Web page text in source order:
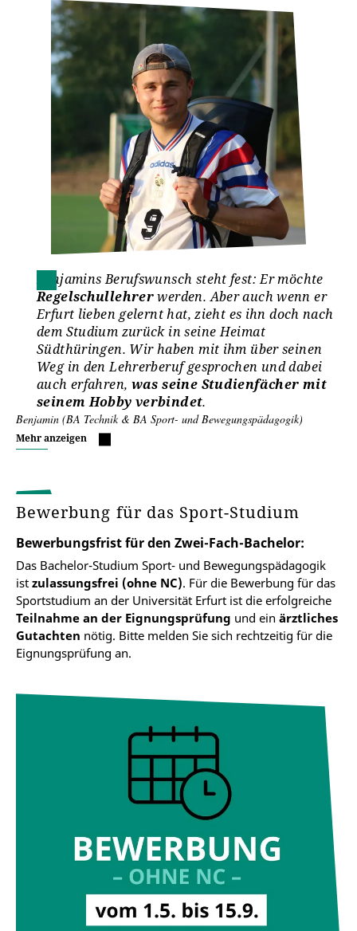
Benjamins Berufswunsch steht fest: Er möchte
Regelschullehrerwerden. Aber auch wenn er
Erfurt lieben gelernt hat, zieht es ihn doch nach
dem Studium zurück in seine Heimat
Südthüringen. Wir haben mit ihm über seinen
Weg in den Lehrerberuf gesprochen und dabei
auch erfahren, was seine Studienfächer mit
seinem Hobby verbindet.
Benjamin (BA Technik & BA Sport- und Bewegungspädagogik)
Mehr anzeigen
Bewerbung für das Sport-Studium
Bewerbungsfrist für den Zwei-Fach-Bachelor:
Das Bachelor-Studium Sport- und Bewegungspädagogik
ist zulassungsfrei (ohne NC). Für die Bewerbung für das
Sportstudium an der Universität Erfurt ist die erfolgreiche
Teilnahme an der Eignungsprüfung und ein ärztliches
Gutachten nötig. Bitte melden Sie sich rechtzeitig für die
Eignungsprüfung an.